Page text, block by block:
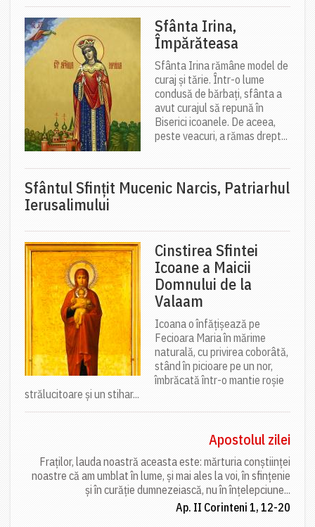
Sfânta Irina,
Împărăteasa
Sfânta Irina rămâne model de
curaj și tărie. Într-o lume
condusă de bărbați, sfânta a
avut curajul să repună în
Biserici icoanele. De aceea,
peste veacuri, a rămas drept...
Sfântul Sfinţit Mucenic Narcis, Patriarhul
Ierusalimului
Cinstirea Sfintei
Icoane a Maicii
Domnului de la
Valaam
Icoana o înfățișează pe
Fecioara Maria în mărime
naturală, cu privirea coborâtă,
stând în picioare pe un nor,
îmbrăcată într-o mantie roșie
strălucitoare și un stihar...
Apostolul zilei
Fraților, lauda noastră aceasta este: mărturia conștiinței
noastre că am umblat în lume, și mai ales la voi, în sfințenie
și în curăție dumnezeiască, nu în înțelepciune...
Ap. II Corinteni 1, 12-20